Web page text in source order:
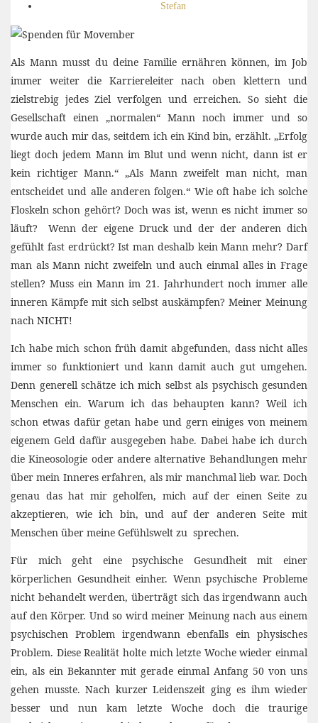
Stefan
Als Mann musst du deine Familie ernähren können, im Job
immer weiter die Karriereleiter nach oben klettern und
zielstrebig jedes Ziel verfolgen und erreichen. So sieht die
Gesellschaft einen „normalen“ Mann noch immer und so
wurde auch mir das, seitdem ich ein Kind bin, erzählt. „Erfolg
liegt doch jedem Mann im Blut und wenn nicht, dann ist er
kein richtiger Mann.“ „Als Mann zweifelt man nicht, man
entscheidet und alle anderen folgen.“ Wie oft habe ich solche
Floskeln schon gehört? Doch was ist, wenn es nicht immer so
läuft? Wenn der eigene Druck und der der anderen dich
gefühlt fast erdrückt? Ist man deshalb kein Mann mehr? Darf
man als Mann nicht zweifeln und auch einmal alles in Frage
stellen? Muss ein Mann im 21. Jahrhundert noch immer alle
inneren Kämpfe mit sich selbst auskämpfen? Meiner Meinung
nach NICHT!
Ich habe mich schon früh damit abgefunden, dass nicht alles
immer so funktioniert und kann damit auch gut umgehen.
Denn generell schätze ich mich selbst als psychisch gesunden
Menschen ein. Warum ich das behaupten kann? Weil ich
schon etwas dafür getan habe und gern einiges von meinem
eigenem Geld dafür ausgegeben habe. Dabei habe ich durch
die Kineosologie oder andere alternative Behandlungen mehr
über mein Inneres erfahren, als mir manchmal lieb war. Doch
genau das hat mir geholfen, mich auf der einen Seite zu
akzeptieren, wie ich bin, und auf der anderen Seite mit
Menschen über meine Gefühlswelt zu sprechen.
Für mich geht eine psychische Gesundheit mit einer
körperlichen Gesundheit einher. Wenn psychische Probleme
nicht behandelt werden, überträgt sich das irgendwann auch
auf den Körper. Und so wird meiner Meinung nach aus einem
psychischen Problem irgendwann ebenfalls ein physisches
Problem. Diese Realität holte mich letzte Woche wieder einmal
ein, als ein Bekannter mit gerade einmal Anfang 50 von uns
gehen musste. Nach kurzer Leidenszeit ging es ihm wieder
besser und nun kam letzte Woche doch die traurige